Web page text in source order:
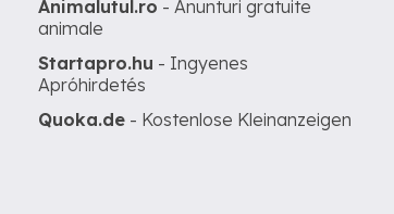
Animalutul.ro - Anunturi gratuite
animale
Startapro.hu - Ingyenes
Apróhirdetés
Quoka.de - Kostenlose Kleinanzeigen